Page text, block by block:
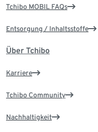
Tchibo MOBIL FAQs
Entsorgung / Inhaltsstoffe
Über Tchibo
Karriere
Tchibo Community
Nachhaltigkeit